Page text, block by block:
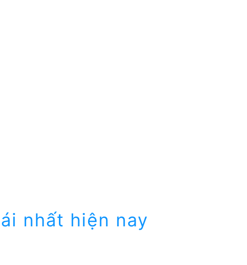
nhất hiện nay